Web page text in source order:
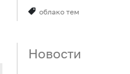
облако тем
Новости